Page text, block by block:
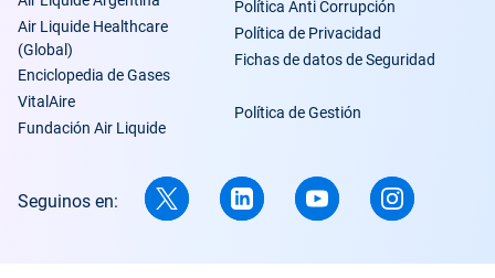
Air Liquide Healthcare
(Global)
Enciclopedia de Gases
VitalAire
Fundación Air Liquide
Política Anti Corrupción
Política de Privacidad
Fichas de datos de Seguridad
Política de Gestión
Seguinos en: